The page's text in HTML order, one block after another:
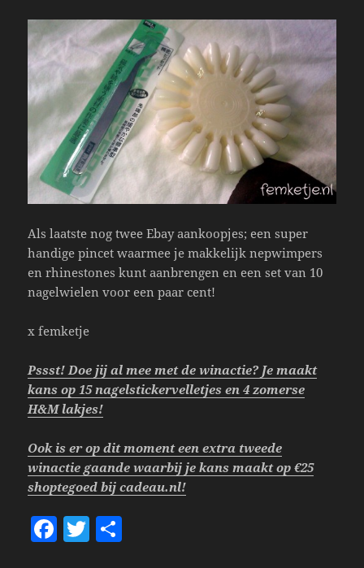
Als laatste nog twee Ebay aankoopjes; een super
handige pincet waarmee je makkelijk nepwimpers
en rhinestones kunt aanbrengen en een set van 10
nagelwielen voor een paar cent!
x femketje
Pssst! Doe jij al mee met de winactie? Je maakt
kans op 15 nagelstickervelletjes en 4 zomerse
H&M lakjes!
Ook is er op dit moment een extra tweede
winactie gaande waarbij je kans maakt op €25
shoptegoed bij cadeau.nl!
F T